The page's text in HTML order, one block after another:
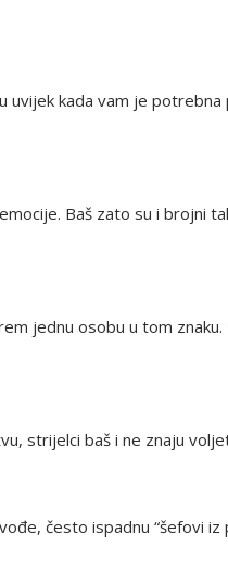
kada vam je potrebna
Baš zato su i brojni
jednu osobu u tom
strijelci baš i ne znaju
često ispadnu “šefovi iz